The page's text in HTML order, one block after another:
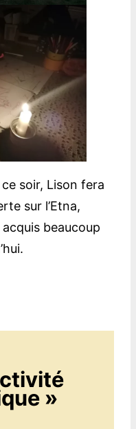
soir, Lison fera
sur l’Etna,
beaucoup
»